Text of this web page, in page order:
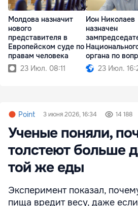
Молдова назначит
нового
представителя в
Европейском суде по
правам человека
23 Июл. 08:11
Ион Николаев
назначен
органа по
23 Июл.
Point 3 июня 2026, 16:34 14 188
Ученые поняли,
толстеют больше
той же еды
Эксперимент показал,
пища вредит весу, даже